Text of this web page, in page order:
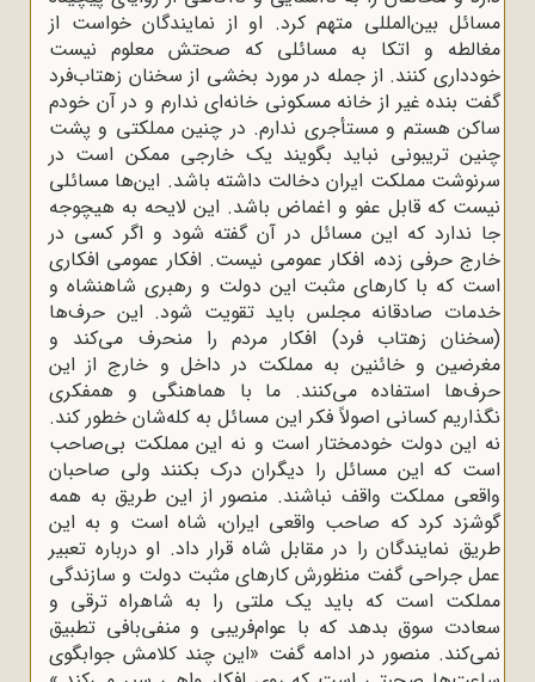
مسائل بین‌المللی متهم کرد. او از نمایندگان خواست از
مغالطه و اتکا به مسائلی که صحتش معلوم نیست
خودداری کنند. از جمله در مورد بخشی از سخنان زهتاب‌فرد
گفت بنده غیر از خانه مسکونی خانه‌ای ندارم و در آن خودم
ساکن هستم و مستأجری ندارم. در چنین مملکتی و پشت
چنین تریبونی نباید بگویند یک خارجی ممکن است در
سرنوشت مملکت ایران دخالت داشته باشد. این‌ها مسائلی
نیست که قابل عفو و اغماض باشد. این لایحه به هیچوجه
جا ندارد که این مسائل در آن گفته شود و اگر کسی در
خارج حرفی زده، افکار عمومی نیست. افکار عمومی افکاری
است که با کارهای مثبت این دولت و رهبری شاهنشاه و
خدمات صادقانه مجلس باید تقویت شود. این حرف‌ها
(سخنان زهتاب فرد) افکار مردم را منحرف می‌‌کند و
مغرضین و خائنین به مملکت در داخل و خارج از این
حرف‌ها استفاده می‌کنند. ما با هماهنگی و همفکری
نگذاریم کسانی اصولاً فکر این مسائل به کله‌شان خطور کند.
نه این دولت خودمختار است و نه این مملکت بی‌صاحب
است که این مسائل را دیگران درک بکنند ولی صاحبان
واقعی مملکت واقف نباشند. منصور از این طریق به همه
گوشزد کرد که صاحب واقعی ایران، شاه است و به این
طریق نمایندگان را در مقابل شاه قرار داد. او درباره تعبیر
عمل جراحی گفت منظورش کارهای مثبت دولت و سازندگی
مملکت است که باید یک ملتی را به شاهراه ترقی و
سعادت سوق بدهد که با عوام‌فریبی و منفی‌بافی تطبیق
نمی‌کند. منصور در ادامه گفت «این چند کلامش جوابگوی